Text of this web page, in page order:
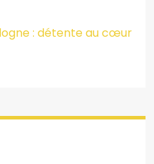
: détente au cœur